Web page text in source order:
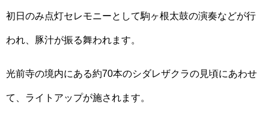
初日のみ点灯セレモニーとして駒ヶ根太鼓の演奏などが行
われ、豚汁が振る舞われます。
光前寺の境内にある約70本のシダレザクラの見頃にあわせ
て、ライトアップが施されます。